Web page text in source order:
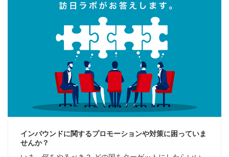
インバウンドに関するプロモーションや対策に困っていま
せんか？